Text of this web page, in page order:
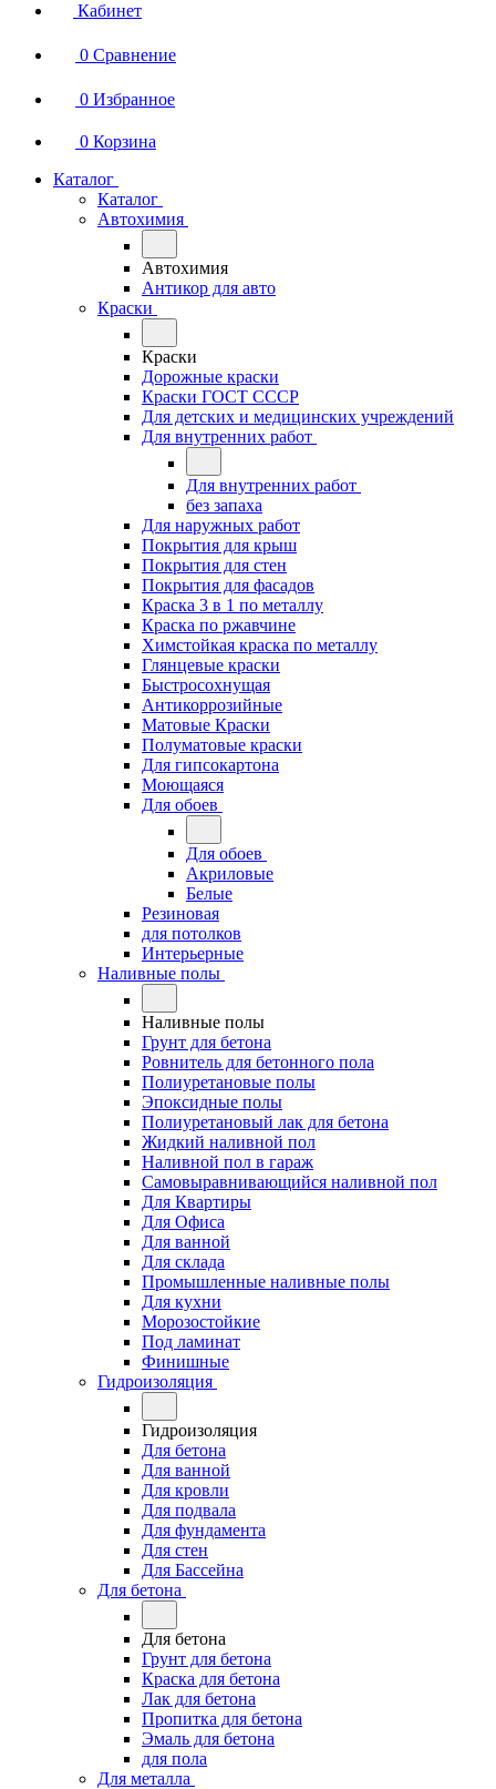
Кабинет
0 Сравнение
0 Избранное
0 Корзина
Каталог
Каталог
Автохимия
Автохимия
Антикор для авто
Краски
Краски
Дорожные краски
Краски ГОСТ СССР
Для детских и медицинских учреждений
Для внутренних работ
Для внутренних работ
без запаха
Для наружных работ
Покрытия для крыш
Покрытия для стен
Покрытия для фасадов
Краска 3 в 1 по металлу
Краска по ржавчине
Химстойкая краска по металлу
Глянцевые краски
Быстросохнущая
Антикоррозийные
Матовые Краски
Полуматовые краски
Для гипсокартона
Моющаяся
Для обоев
Для обоев
Акриловые
Белые
Резиновая
для потолков
Интерьерные
Наливные полы
Наливные полы
Грунт для бетона
Ровнитель для бетонного пола
Полиуретановые полы
Эпоксидные полы
Полиуретановый лак для бетона
Жидкий наливной пол
Наливной пол в гараж
Самовыравнивающийся наливной пол
Для Квартиры
Для Офиса
Для ванной
Для склада
Промышленные наливные полы
Для кухни
Морозостойкие
Под ламинат
Финишные
Гидроизоляция
Гидроизоляция
Для бетона
Для ванной
Для кровли
Для подвала
Для фундамента
Для стен
Для Бассейна
Для бетона
Для бетона
Грунт для бетона
Краска для бетона
Лак для бетона
Пропитка для бетона
Эмаль для бетона
для пола
Для металла